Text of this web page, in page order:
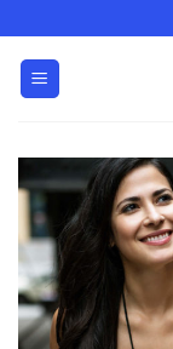
content